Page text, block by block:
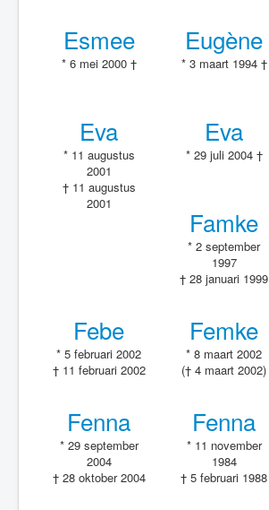
Esmee
* 6 mei 2000 †
Eugène
* 3 maart 1994 †
Eva
* 11 augustus
2001
† 11 augustus
2001
Eva
* 29 juli 2004 †
Famke
* 2 september
1997
† 28 januari 1999
Febe
* 5 februari 2002
† 11 februari 2002
Femke
* 8 maart 2002
(† 4 maart 2002)
Fenna
* 29 september
2004
† 28 oktober 2004
Fenna
* 11 november
1984
† 5 februari 1988